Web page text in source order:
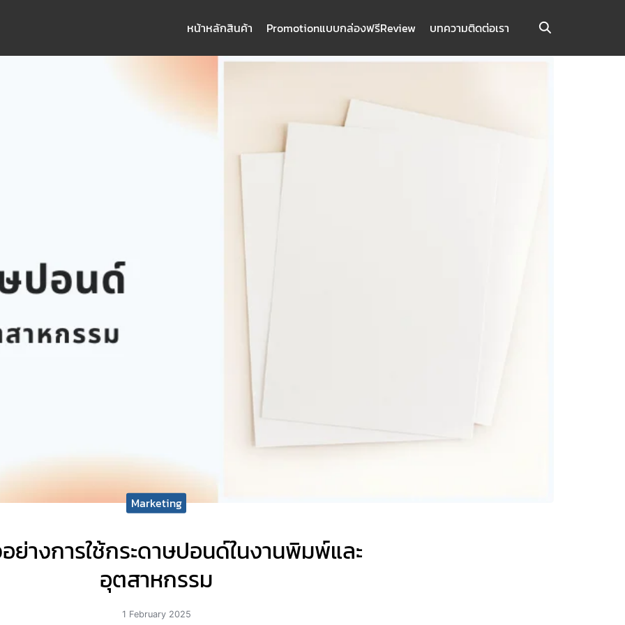
หน้าหลักสินค้า Promotionแบบกล่องฟรีReview บทความติดต่อเรา
Marketing
ย่างการใช้กระดาษปอนด์ในงานพิมพ์และ
อุตสาหกรรม
1 February 2025